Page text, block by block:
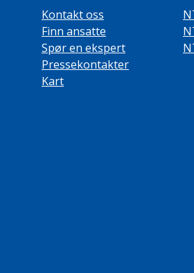
Kontakt oss
Finn ansatte
Spør en ekspert
Pressekontakter
Kart